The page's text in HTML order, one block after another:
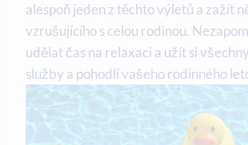
alespoň jeden z těchto výletů a zažít
vzrušujícího s celou rodinou.
udělat čas na relaxaci a užít si
služby a pohodlí vašeho rodinného